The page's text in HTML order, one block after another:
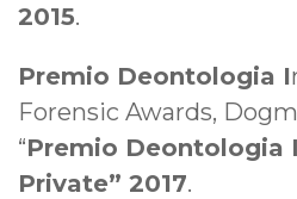
2015.
Premio Deontologia I
Forensic Awards,
“Premio Deontologia
Private” 2017.